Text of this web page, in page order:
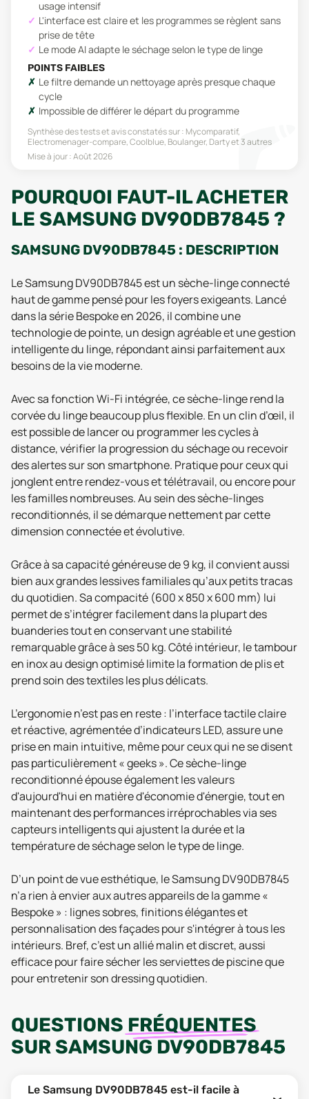
usage intensif
L'interface est claire et les programmes se règlent sans
prise de tête
Le mode AI adapte le séchage selon le type de linge
POINTS FAIBLES
Le filtre demande un nettoyage après presque chaque
cycle
Impossible de différer le départ du programme
Synthèse des tests et avis constatés sur : Mycomparatif,
Electromenager-compare, Coolblue, Boulanger, Dartyet 3 autres
Mise à jour :Août 2026
POURQUOI FAUT-IL ACHETER
LE SAMSUNG DV90DB7845 ?
SAMSUNG DV90DB7845 : DESCRIPTION
Le Samsung DV90DB7845 est un sèche-linge connecté
haut de gamme pensé pour les foyers exigeants. Lancé
dans la série Bespoke en 2026, il combine une
technologie de pointe, un design agréable et une gestion
intelligente du linge, répondant ainsi parfaitement aux
besoins de la vie moderne.
Avec sa fonction Wi-Fi intégrée, ce sèche-linge rend la
corvée du linge beaucoup plus flexible. En un clin d’œil, il
est possible de lancer ou programmer les cycles à
distance, vérifier la progression du séchage ou recevoir
des alertes sur son smartphone. Pratique pour ceux qui
jonglent entre rendez-vous et télétravail, ou encore pour
les familles nombreuses. Au sein des sèche-linges
reconditionnés, il se démarque nettement par cette
dimension connectée et évolutive.
Grâce à sa capacité généreuse de 9 kg, il convient aussi
bien aux grandes lessives familiales qu’aux petits tracas
du quotidien. Sa compacité (600 x 850 x 600 mm) lui
permet de s’intégrer facilement dans la plupart des
buanderies tout en conservant une stabilité
remarquable grâce à ses 50 kg. Côté intérieur, le tambour
en inox au design optimisé limite la formation de plis et
prend soin des textiles les plus délicats.
L’ergonomie n’est pas en reste : l’interface tactile claire
et réactive, agrémentée d’indicateurs LED, assure une
prise en main intuitive, même pour ceux qui ne se disent
pas particulièrement « geeks ». Ce sèche-linge
reconditionné épouse également les valeurs
d'aujourd'hui en matière d'économie d'énergie, tout en
maintenant des performances irréprochables via ses
capteurs intelligents qui ajustent la durée et la
température de séchage selon le type de linge.
D’un point de vue esthétique, le Samsung DV90DB7845
n’a rien à envier aux autres appareils de la gamme «
Bespoke » : lignes sobres, finitions élégantes et
personnalisation des façades pour s'intégrer à tous les
intérieurs. Bref, c’est un allié malin et discret, aussi
efficace pour faire sécher les serviettes de piscine que
pour entretenir son dressing quotidien.
QUESTIONS FRÉQUENTES
SURSAMSUNG DV90DB7845
Le Samsung DV90DB7845 est-il facile à